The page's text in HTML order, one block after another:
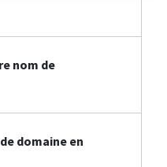
nom de
domaine en